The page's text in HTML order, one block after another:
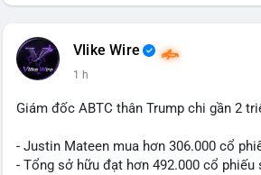
Vlike Wire
1 h
Giám đốc ABTC thân Trump chi gần 2
- Justin Mateen mua hơn 306.000 cổ
- Tổng sở hữu đạt hơn 492.000 cổ phiếu